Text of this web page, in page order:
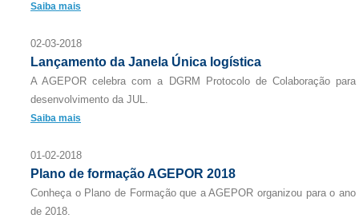
Saiba mais
02-03-2018
Lançamento da Janela Única logística
A AGEPOR celebra com a DGRM Protocolo de Colaboração para
desenvolvimento da JUL.
Saiba mais
01-02-2018
Plano de formação AGEPOR 2018
Conheça o Plano de Formação que a AGEPOR organizou para o ano
de 2018.